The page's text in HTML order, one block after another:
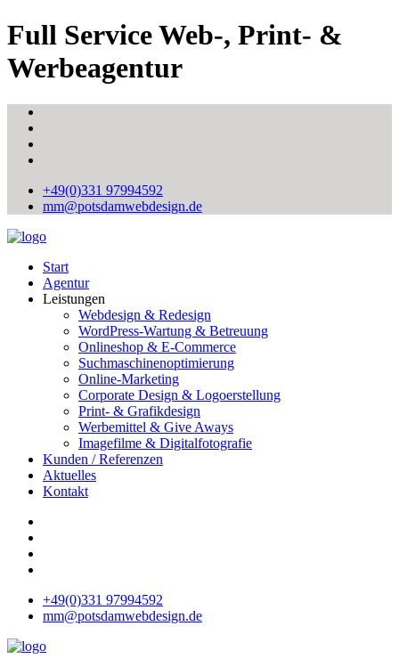
Full Service Web-, Print- &
Werbeagentur
+49(0)331 97994592
mm@potsdamwebdesign.de
Start
Agentur
Leistungen
Webdesign & Redesign
WordPress-Wartung & Betreuung
Onlineshop & E-Commerce
Suchmaschinenoptimierung
Online-Marketing
Corporate Design & Logoerstellung
Print- & Grafikdesign
Werbemittel & Give Aways
Imagefilme & Digitalfotografie
Kunden / Referenzen
Aktuelles
Kontakt
+49(0)331 97994592
mm@potsdamwebdesign.de